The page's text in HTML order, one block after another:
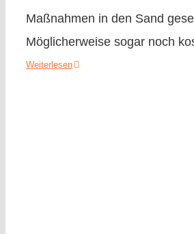
Maßnahmen in den Sand
Möglicherweise sogar noch
Weiterlesen